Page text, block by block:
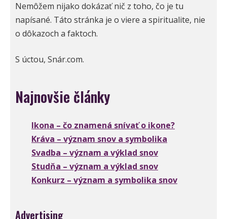
Nemôžem nijako dokázať nič z toho, čo je tu
napísané. Táto stránka je o viere a spiritualite, nie
o dôkazoch a faktoch.
S úctou, Snár.com.
Najnovšie články
Ikona – čo znamená snívať o ikone?
Kráva – význam snov a symbolika
Svadba – význam a výklad snov
Studňa – význam a výklad snov
Konkurz – význam a symbolika snov
Advertising